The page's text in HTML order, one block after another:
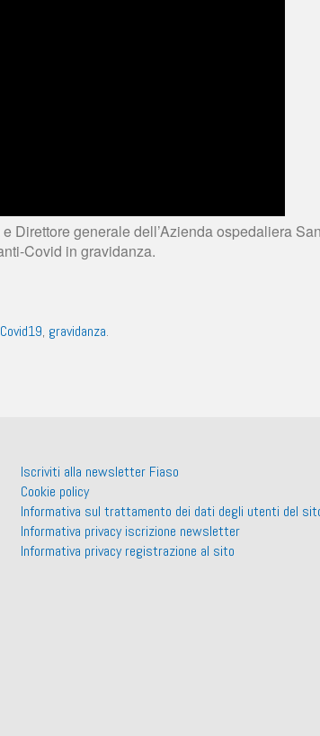
Direttore generale dell’Azienda ospedaliera
Covid in gravidanza.
Covid19, gravidanza.
Iscriviti alla newsletter Fiaso
Cookie policy
Informativa sul trattamento dei dati degli utenti del
Informativa privacy iscrizione newsletter
Informativa privacy registrazione al sito